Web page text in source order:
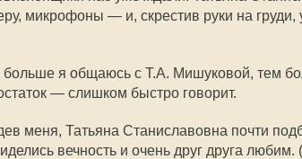
микрофоны — и, скрестив руки на груди,
я общаюсь с Т.А. Мишуковой, тем
— слишком быстро говорит.
меня, Татьяна Станиславовна почти
вечность и очень друг друга